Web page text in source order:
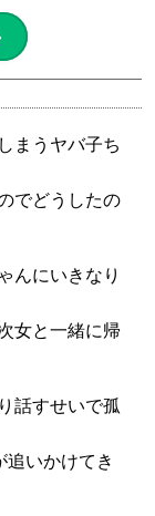
まうヤバ子ち
でどうしたの
んにいきなり
女と一緒に帰
話すせいで孤
いかけてき